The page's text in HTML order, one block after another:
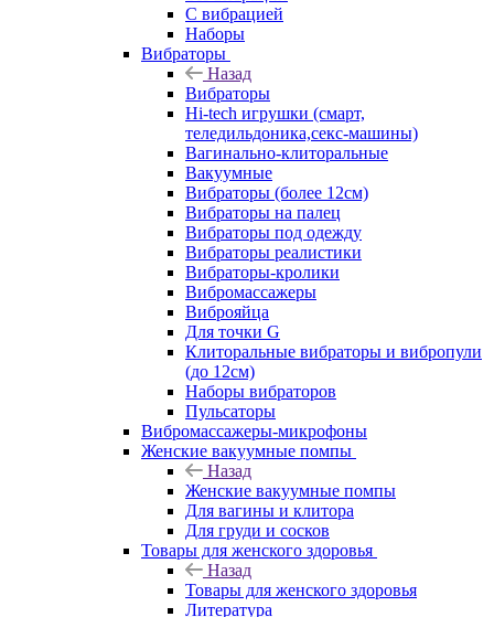
С вибрацией
Наборы
Вибраторы
Назад
Вибраторы
Hi-tech игрушки (смарт,
теледильдоника,секс-машины)
Вагинально-клиторальные
Вакуумные
Вибраторы (более 12см)
Вибраторы на палец
Вибраторы под одежду
Вибраторы реалистики
Вибраторы-кролики
Вибромассажеры
Виброяйца
Для точки G
Клиторальные вибраторы и вибропули
(до 12см)
Наборы вибраторов
Пульсаторы
Вибромассажеры-микрофоны
Женские вакуумные помпы
Назад
Женские вакуумные помпы
Для вагины и клитора
Для груди и сосков
Товары для женского здоровья
Назад
Товары для женского здоровья
Литература